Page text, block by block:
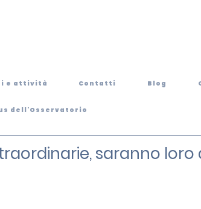
e attività Contatti Blog
dell'Osservatorio
saranno